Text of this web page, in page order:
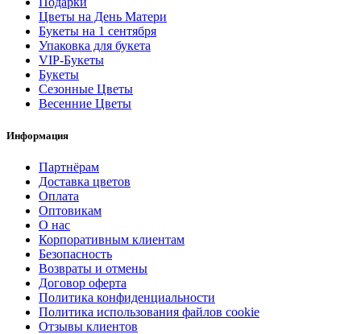
Цветы на День Матери
Букеты на 1 сентября
Упаковка для букета
VIP-Букеты
Букеты
Сезонные Цветы
Весенние Цветы
Информация
Партнёрам
Доставка цветов
Оплата
Оптовикам
О нас
Корпоративным клиентам
Безопасность
Возвраты и отмены
Договор оферта
Политика конфиденциальности
Политика использования файлов cookie
Отзывы клиентов